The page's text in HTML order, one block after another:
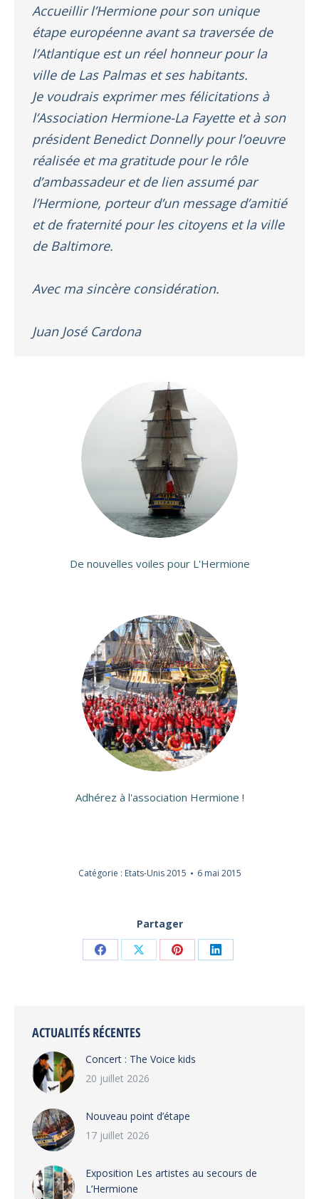
Accueillir l’Hermione pour son unique
étape européenne avant sa traversée de
l’Atlantique est un réel honneur pour la
ville de Las Palmas et ses habitants.
Je voudrais exprimer mes félicitations à
l’Association Hermione-La Fayette et à son
président Benedict Donnelly pour l’oeuvre
réalisée et ma gratitude pour le rôle
d’ambassadeur et de lien assumé par
l’Hermione, porteur d’un message d’amitié
et de fraternité pour les citoyens et la ville
de Baltimore.
Avec ma sincère considération.
Juan José Cardona
De nouvelles voiles pour L'Hermione
Adhérez à l'association Hermione !
Catégorie : Etats-Unis 2015 6 mai 2015
Partager
PartagerPartagerPartagerPartager
ACTUALITÉS RÉCENTES
Concert : The Voice kids
20 juillet 2026
Nouveau point d’étape
17 juillet 2026
Exposition Les artistes au secours de
L’Hermione